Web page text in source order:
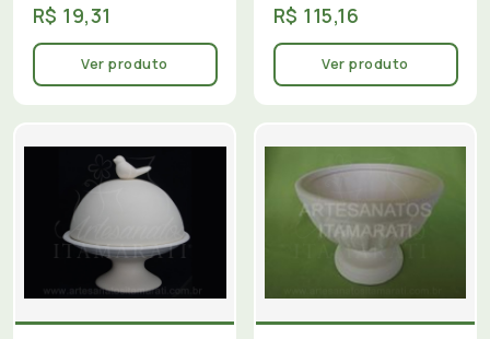
R$ 19,31
Ver produto
R$ 115,16
Ver produto